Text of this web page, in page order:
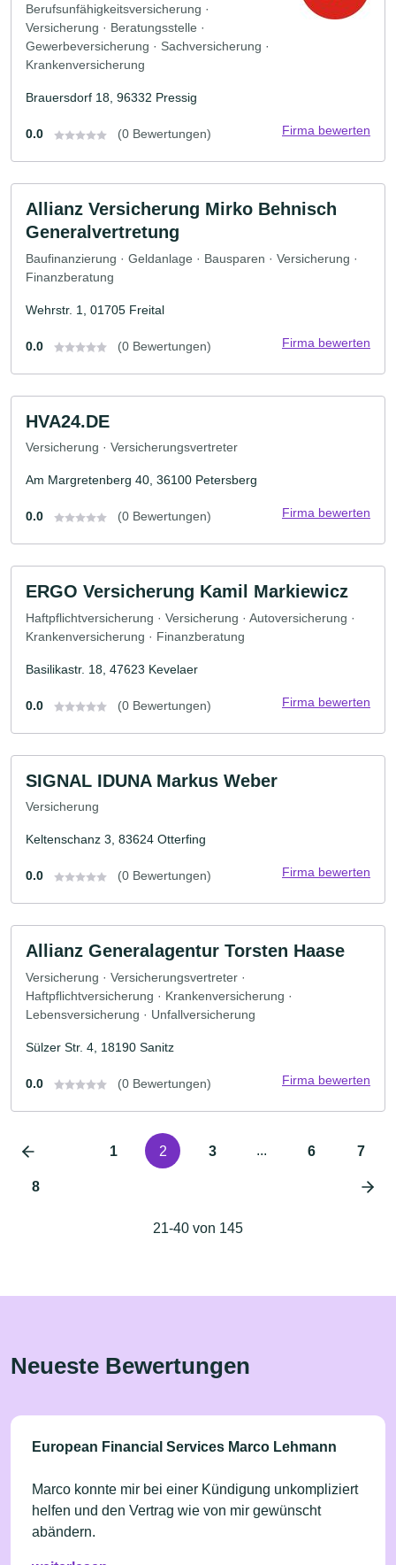
Berufsunfähigkeitsversicherung ·
Versicherung · Beratungsstelle ·
Gewerbeversicherung · Sachversicherung ·
Krankenversicherung
Brauersdorf 18, 96332 Pressig
0.0 (0 Bewertungen) Firma bewerten
Allianz Versicherung Mirko Behnisch
Generalvertretung
Baufinanzierung · Geldanlage · Bausparen · Versicherung ·
Finanzberatung
Wehrstr. 1, 01705 Freital
0.0 (0 Bewertungen) Firma bewerten
HVA24.DE
Versicherung · Versicherungsvertreter
Am Margretenberg 40, 36100 Petersberg
0.0 (0 Bewertungen) Firma bewerten
ERGO Versicherung Kamil Markiewicz
Haftpflichtversicherung · Versicherung · Autoversicherung ·
Krankenversicherung · Finanzberatung
Basilikastr. 18, 47623 Kevelaer
0.0 (0 Bewertungen) Firma bewerten
SIGNAL IDUNA Markus Weber
Versicherung
Keltenschanz 3, 83624 Otterfing
0.0 (0 Bewertungen) Firma bewerten
Allianz Generalagentur Torsten Haase
Versicherung · Versicherungsvertreter ·
Haftpflichtversicherung · Krankenversicherung ·
Lebensversicherung · Unfallversicherung
Sülzer Str. 4, 18190 Sanitz
0.0 (0 Bewertungen) Firma bewerten
1 2 3 ... 6 7
8
21-40 von 145
Neueste Bewertungen
European Financial Services Marco Lehmann
Marco konnte mir bei einer Kündigung unkompliziert
helfen und den Vertrag wie von mir gewünscht
abändern.